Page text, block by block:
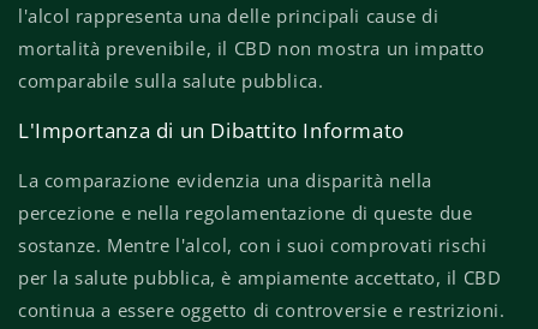
l'alcol rappresenta una delle principali cause di
mortalità prevenibile, il CBD non mostra un impatto
comparabile sulla salute pubblica.
L'Importanza di un Dibattito Informato
La comparazione evidenzia una disparità nella
percezione e nella regolamentazione di queste due
sostanze. Mentre l'alcol, con i suoi comprovati rischi
per la salute pubblica, è ampiamente accettato, il CBD
continua a essere oggetto di controversie e restrizioni.